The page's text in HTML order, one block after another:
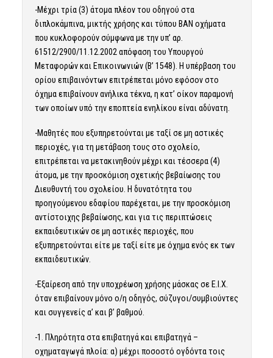
-Μέχρι τρία (3) άτομα πλέον του οδηγού στα
διπλοκάμπινα, μικτής χρήσης και τύπου ΒΑΝ οχήματα
που κυκλοφορούν σύμφωνα με την υπ’ αρ.
61512/2900/11.12.2002 απόφαση του Υπουργού
Μεταφορών και Επικοινωνιών (Β’ 1548). Η υπέρβαση του
ορίου επιβαινόντων επιτρέπεται μόνο εφόσον στο
όχημα επιβαίνουν ανήλικα τέκνα, η κατ’ οίκον παραμονή
των οποίων υπό την εποπτεία ενηλίκου είναι αδύνατη.
-Μαθητές που εξυπηρετούνται με ταξί σε μη αστικές
περιοχές, για τη μετάβαση τους στο σχολείο,
επιτρέπεται να μετακινηθούν μέχρι και τέσσερα (4)
άτομα, με την προσκόμιση σχετικής βεβαίωσης του
Διευθυντή του σχολείου. Η δυνατότητα του
προηγούμενου εδαφίου παρέχεται, με την προσκόμιση
αντίστοιχης βεβαίωσης, και για τις περιπτώσεις
εκπαιδευτικών σε μη αστικές περιοχές, που
εξυπηρετούνται είτε με ταξί είτε με όχημα ενός εκ των
εκπαιδευτικών.
-Εξαίρεση από την υποχρέωση χρήσης μάσκας σε Ε.Ι.Χ.
όταν επιβαίνουν μόνο ο/η οδηγός, σύζυγοι/συμβιούντες
και συγγενείς α’ και β’ βαθμού.
-1. Πληρότητα στα επιβατηγά και επιβατηγά –
οχηματαγωγά πλοία: α) μέχρι ποσοστό ογδόντα τοις